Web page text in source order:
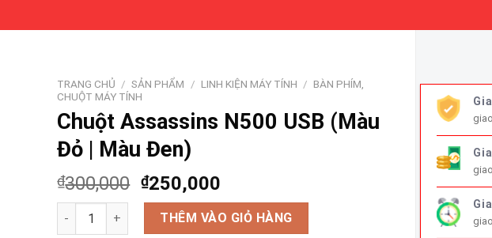
TRANG CHỦ / SẢN PHẨM / LINH KIỆN MÁY TÍNH / BÀN PHÍM,
CHUỘT MÁY TÍNH
Chuột Assassins N500 USB (Màu
Đỏ | Màu Đen)
₫300,000 ₫250,000
Chuột Assassins N500 USB (Màu Đỏ | Màu Đen) số lượng
THÊM VÀO GIỎ HÀNG